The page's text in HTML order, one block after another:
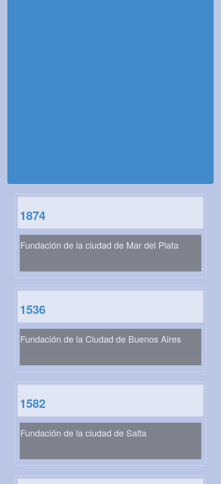
1874
Fundación de la ciudad de Mar del Plata
1536
Fundación de la Ciudad de Buenos Aires
1582
Fundación de la ciudad de Salta